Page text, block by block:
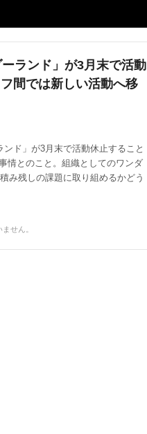
ランド」が3月末で活動
間では新しい活動へ移
ド」が3月末で活動休止すること
情とのこと。組織としてのワンダ
み残しの課題に取り組めるかどう
せん。